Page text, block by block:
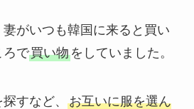
がいつも韓国に来ると買い
ろで買い物をしていました。
すなど、
お互いに服を選ん